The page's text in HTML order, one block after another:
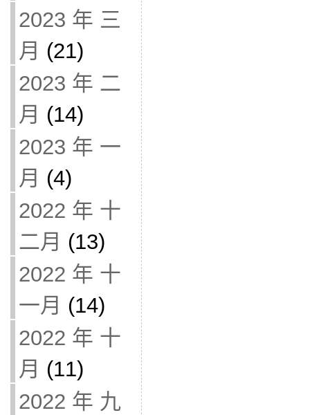
2023 年 三
月 (21)
2023 年 二
月 (14)
2023 年 一
月 (4)
2022 年 十
二月 (13)
2022 年 十
一月 (14)
2022 年 十
月 (11)
2022 年 九